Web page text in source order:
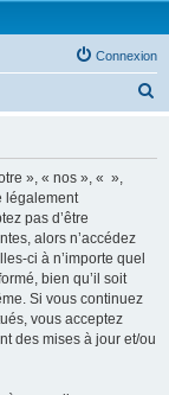
Connexion
», « nos », « »,
légalement
pas d’être
alors n’accédez
ci à n’importe quel
bien qu’il soit
Si vous continuez
vous acceptez
des mises à jour et/ou